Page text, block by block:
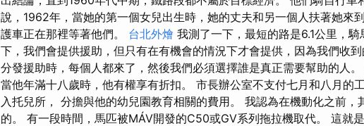
說，1962年，當她的第一個女兒出生時，她的丈夫和另一個人扶著她來
護車正在那裡等著他們。 台北外燴 我測了一下，最短的路是6.1公里，
下，我們會提供援助，但只有在有機會的情況下才會提供，因為我們收
分發援助時，每個人都來了，然後我們必須選擇誰是真正需要幫助的人
當他年滿十八歲時，他有權享有折扣。 市長辦公室不支付七月和八月的
入托兒所， 分擔與他的幼兒園教育相關的費用。 我認為在機動化之前，
的。 有一段時間，馬匹被MÁV開發的C50或GV系列拖拉機取代。 這就